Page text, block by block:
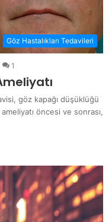
Göz Hastalıkları Tedavileri
1
göz kapağı düşüklüğü
öncesi ve sonrası,